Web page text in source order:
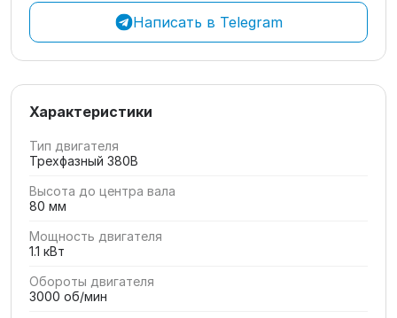
Написать в Telegram
Характеристики
Тип двигателя
Трехфазный 380В
Высота до центра вала
80 мм
Мощность двигателя
1.1 кВт
Обороты двигателя
3000 об/мин